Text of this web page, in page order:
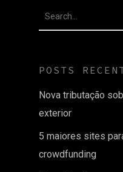
POSTS
Nova tributação
exterior
5 maiores sites
crowdfunding